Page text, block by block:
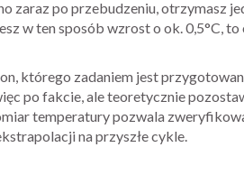
zaraz po przebudzeniu, otrzymasz
w ten sposób wzrost o ok. 0,5°C, to
którego zadaniem jest
po fakcie, ale teoretycznie
temperatury pozwala
na przyszłe cykle.